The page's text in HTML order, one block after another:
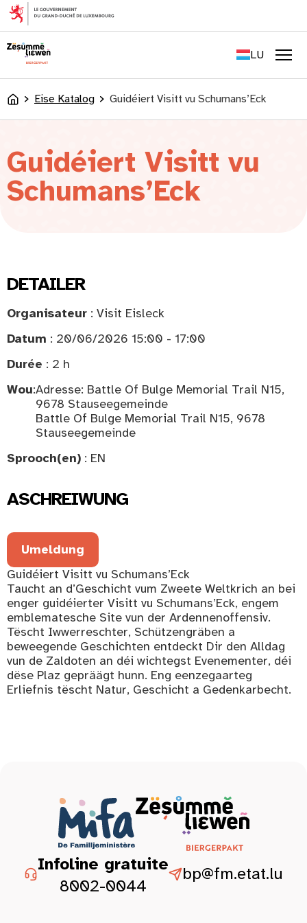
content
LU
DE
AccueilEise Katalog Guidéiert Visitt vu Schumans’Eck
Guidéiert Visitt vu
Schumans’Eck
DETAILER
Organisateur : Visit Eisleck
Datum : 20/06/2026 15:00 - 17:00
Durée : 2 h
Wou:Adresse: Battle Of Bulge Memorial Trail N15,
9678 Stauseegemeinde
Battle Of Bulge Memorial Trail N15, 9678
Stauseegemeinde
Sprooch(en) : EN
ASCHREIWUNG
Umeldung
Guidéiert Visitt vu Schumans’Eck
Taucht an d’Geschicht vum Zweete Weltkrich an bei
enger guidéierter Visitt vu Schumans’Eck, engem
emblematesche Site vun der Ardennenoffensiv.
Tëscht Iwwerreschter, Schützengräben a
beweegende Geschichten entdeckt Dir den Alldag
vun de Zaldoten an déi wichtegst Evenementer, déi
dëse Plaz gepräägt hunn. Eng eenzegaarteg
Erliefnis tëscht Natur, Geschicht a Gedenkarbecht.
Infoline gratuite
8002-0044
bp@fm.etat.lu